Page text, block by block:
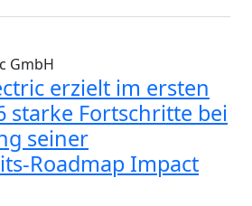
GmbH
erzielt im ersten
starke Fortschritte bei
seiner
Roadmap Impact